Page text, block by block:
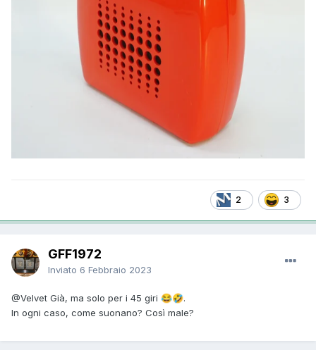
2 3
GFF1972
Inviato 6 Febbraio 2023
@Velvet Già, ma solo per i 45 giri 😂🤣.
In ogni caso, come suonano? Così male?